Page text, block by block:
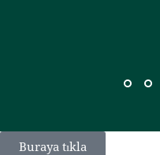
Buraya tıkla